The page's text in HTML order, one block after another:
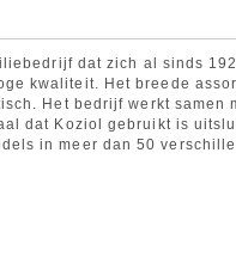
dat zich al sinds
kwaliteit. Het breede
Het bedrijf werkt samen
dat Koziol gebruikt is
in meer dan 50